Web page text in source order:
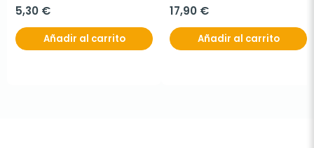
5,30 €
Añadir al carrito
17,90 €
Añadir al carrito